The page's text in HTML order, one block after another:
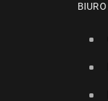
BIURO